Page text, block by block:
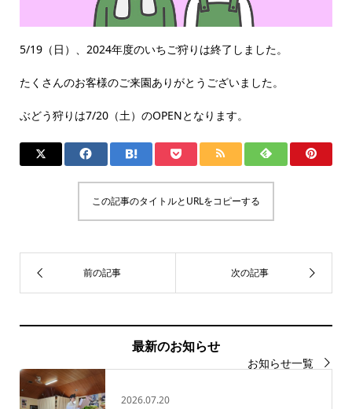
5/19（日）、2024年度のいちご狩りは終了しました。
たくさんのお客様のご来園ありがとうございました。
ぶどう狩りは7/20（土）のOPENとなります。
この記事のタイトルとURLをコピーする
最新のお知らせ
お知らせ一覧
2026.07.20